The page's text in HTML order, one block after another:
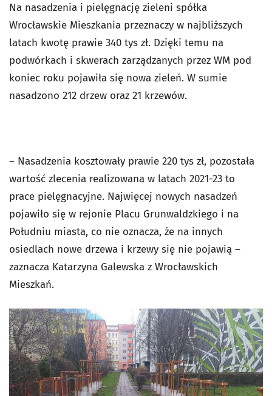
Na nasadzenia i pielęgnację zieleni spółka
Wrocławskie Mieszkania przeznaczy w najbliższych
latach kwotę prawie 340 tys zł. Dzięki temu na
podwórkach i skwerach zarządzanych przez WM pod
koniec roku pojawiła się nowa zieleń. W sumie
nasadzono 212 drzew oraz 21 krzewów.
– Nasadzenia kosztowały prawie 220 tys zł, pozostała
wartość zlecenia realizowana w latach 2021-23 to
prace pielęgnacyjne. Najwięcej nowych nasadzeń
pojawiło się w rejonie Placu Grunwaldzkiego i na
Południu miasta, co nie oznacza, że na innych
osiedlach nowe drzewa i krzewy się nie pojawią –
zaznacza Katarzyna Galewska z Wrocławskich
Mieszkań.